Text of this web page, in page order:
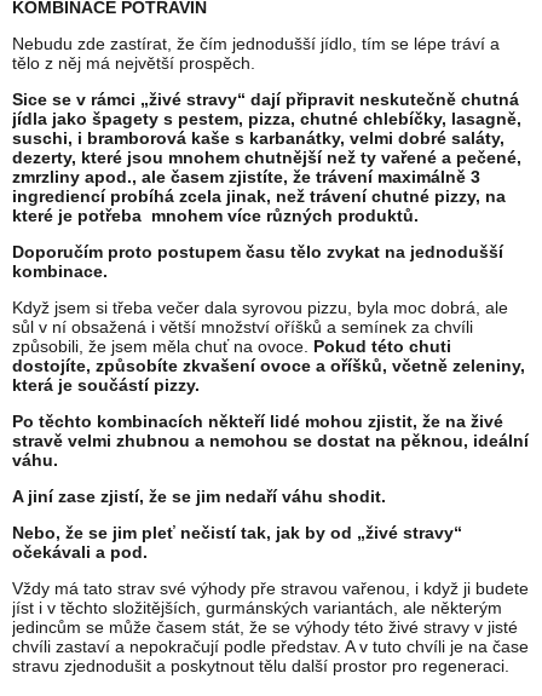
KOMBINACE POTRAVIN
Nebudu zde zastírat, že čím jednodušší jídlo, tím se lépe tráví a
tělo z něj má největší prospěch.
Sice se v rámci „živé stravy“ dají připravit neskutečně chutná
jídla jako špagety s pestem, pizza, chutné chlebíčky, lasagně,
suschi, i bramborová kaše s karbanátky, velmi dobré saláty,
dezerty, které jsou mnohem chutnější než ty vařené a pečené,
zmrzliny apod., ale časem zjistíte, že trávení maximálně 3
ingrediencí probíhá zcela jinak, než trávení chutné pizzy, na
které je potřeba mnohem více různých produktů.
Doporučím proto postupem času tělo zvykat na jednodušší
kombinace.
Když jsem si třeba večer dala syrovou pizzu, byla moc dobrá, ale
sůl v ní obsažená i větší množství oříšků a semínek za chvíli
způsobili, že jsem měla chuť na ovoce. Pokud této chuti
dostojíte, způsobíte zkvašení ovoce a oříšků, včetně zeleniny,
která je součástí pizzy.
Po těchto kombinacích někteří lidé mohou zjistit, že na živé
stravě velmi zhubnou a nemohou se dostat na pěknou, ideální
váhu.
A jiní zase zjistí, že se jim nedaří váhu shodit.
Nebo, že se jim pleť nečistí tak, jak by od „živé stravy“
očekávali a pod.
Vždy má tato strav své výhody pře stravou vařenou, i když ji budete
jíst i v těchto složitějších, gurmánských variantách, ale některým
jedincům se může časem stát, že se výhody této živé stravy v jisté
chvíli zastaví a nepokračují podle představ. A v tuto chvíli je na čase
stravu zjednodušit a poskytnout tělu další prostor pro regeneraci.